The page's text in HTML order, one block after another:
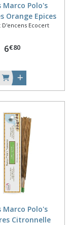
Marco Polo's
Orange Epices
D'encens Ecocert
6€80
Marco Polo's
Citronnelle